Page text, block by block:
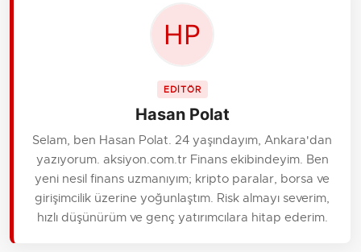
EDİTÖR
Hasan Polat
Selam, ben Hasan Polat. 24 yaşındayım, Ankara'dan
yazıyorum. aksiyon.com.tr Finans ekibindeyim. Ben
yeni nesil finans uzmanıyım; kripto paralar, borsa ve
girişimcilik üzerine yoğunlaştım. Risk almayı severim,
hızlı düşünürüm ve genç yatırımcılara hitap ederim.